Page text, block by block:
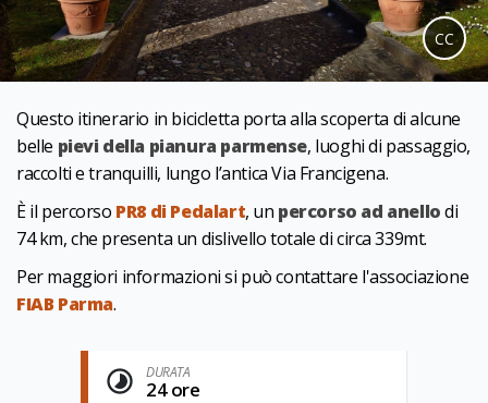
CC
Questo itinerario in bicicletta porta alla scoperta di alcune
belle pievi della pianura parmense, luoghi di passaggio,
raccolti e tranquilli, lungo l’antica Via Francigena.
È il percorso PR8 di Pedalart, un percorso ad anellodi
74 km, che presenta un dislivello totale di circa 339mt.
Per maggiori informazioni si può contattare l'associazione
FIAB Parma.
DURATA
24 ore